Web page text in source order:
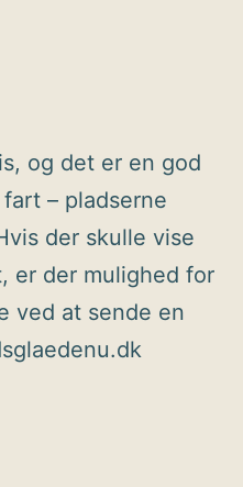
og det er en god
– pladserne
der skulle vise
er der mulighed for
ved at sende en